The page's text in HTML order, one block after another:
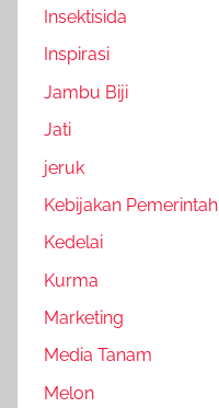
Insektisida
Inspirasi
Jambu Biji
Jati
jeruk
Kebijakan Pemerintah
Kedelai
Kurma
Marketing
Media Tanam
Melon